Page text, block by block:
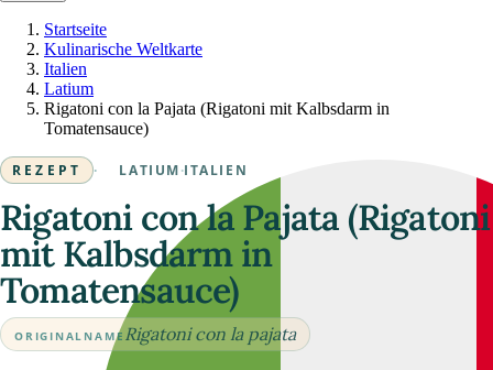
Startseite
Kulinarische Weltkarte
Italien
Latium
Rigatoni con la Pajata (Rigatoni mit Kalbsdarm in
Tomatensauce)
REZEPT · LATIUM ·ITALIEN
Rigatoni con la Pajata (Rigatoni
mit Kalbsdarm in
Tomatensauce)
ORIGINALNAME Rigatoni con la pajata